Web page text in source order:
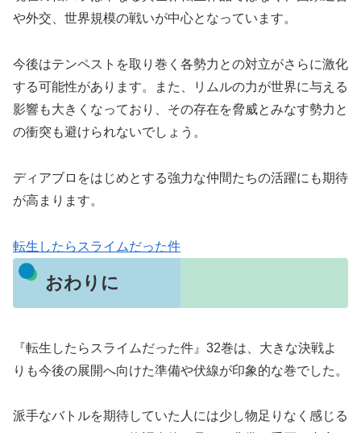
や外交、世界規模の戦いが中心となっています。
今後はテンペストを取り巻く各勢力との対立がさらに激化
する可能性があります。また、リムルの力が世界に与える
影響も大きくなっており、その存在を脅威とみなす勢力と
の衝突も避けられないでしょう。
ディアブロをはじめとする強力な仲間たちの活躍にも期待
が高まります。
転生したらスライムだった件
おわりに
『転生したらスライムだった件』32巻は、大きな決戦よ
りも今後の展開へ向けた準備や伏線が印象的な巻でした。
派手なバトルを期待していた人には少し物足りなく感じる